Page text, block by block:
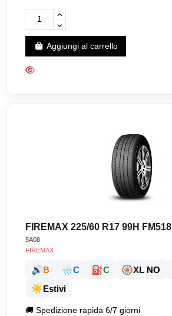
Aggiungi al carrello
FIREMAX 225/60 R17 99H FM518
5A08
FIREMAX
🔊B 🌧️C ⛽C 🛞XL NO
☀️Estivi
🚚Spedizione rapida 6/7 giorni